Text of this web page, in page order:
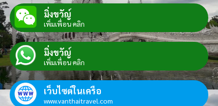
มิ่งขวัญ์
เพิ่มเพื่อน คลิก
มิ่งขวัญ์
เพิ่มเพื่อน คลิก
เว็บไซต์ในเครือ
www.vanthaitravel.com